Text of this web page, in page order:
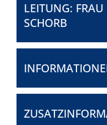
LEITUNG:
SCHORB